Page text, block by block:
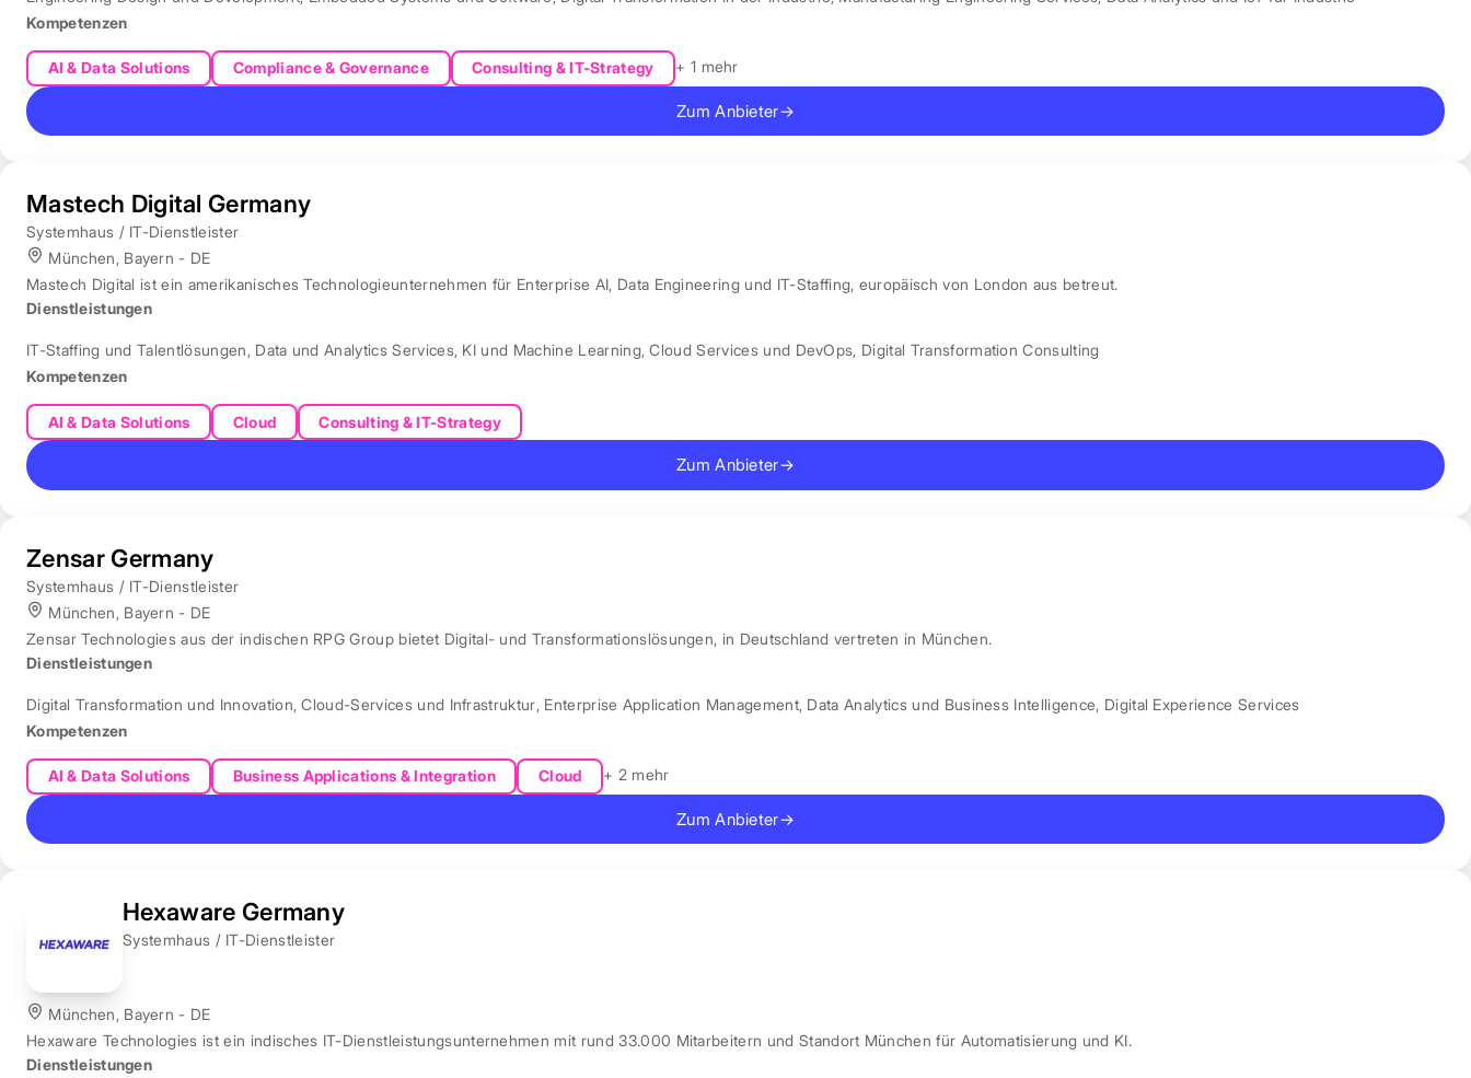
Kompetenzen
AI & Data Solutions Compliance & Governance Consulting & IT-Strategy + 1 mehr
Zum Anbieter→
Mastech Digital Germany
Systemhaus / IT-Dienstleister
München, Bayern - DE
Mastech Digital ist ein amerikanisches Technologieunternehmen für Enterprise AI, Data Engineering und IT-Staffing, europäisch von London aus betreut.
Dienstleistungen
IT-Staffing und Talentlösungen, Data und Analytics Services, KI und Machine Learning,Cloud Services und DevOps, Digital Transformation Consulting
Kompetenzen
AI & Data Solutions Cloud Consulting & IT-Strategy
Zum Anbieter→
Zensar Germany
Systemhaus / IT-Dienstleister
München, Bayern - DE
Zensar Technologies aus der indischen RPG Group bietet Digital- und Transformationslösungen, in Deutschland vertreten in München.
Dienstleistungen
Digital Transformation und Innovation,Cloud-Services und Infrastruktur, Enterprise Application Management, Data Analytics und Business Intelligence, Digital Experience Services
Kompetenzen
AI & Data Solutions Business Applications & Integration Cloud + 2 mehr
Zum Anbieter→
Hexaware Germany
Systemhaus / IT-Dienstleister
München, Bayern - DE
Hexaware Technologies ist ein indisches IT-Dienstleistungsunternehmen mit rund 33.000 Mitarbeitern und Standort München für Automatisierung und KI.
Dienstleistungen